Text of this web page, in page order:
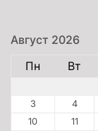
Август 2026
Пн
Вт
3
4
10
11